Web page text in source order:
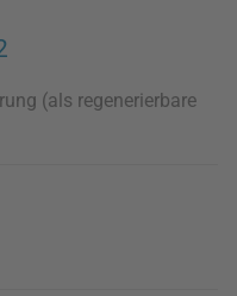
(als regenerierbare